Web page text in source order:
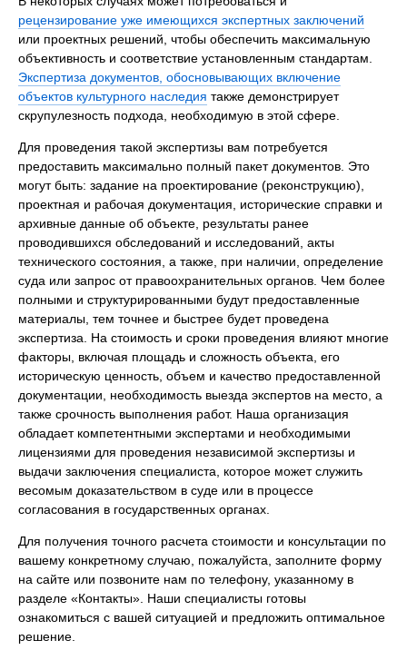
рецензирование уже имеющихся экспертных заключений
или проектных решений, чтобы обеспечить максимальную
объективность и соответствие установленным стандартам.
Экспертиза документов, обосновывающих включение
объектов культурного наследия также демонстрирует
скрупулезность подхода, необходимую в этой сфере.
Для проведения такой экспертизы вам потребуется
предоставить максимально полный пакет документов. Это
могут быть: задание на проектирование (реконструкцию),
проектная и рабочая документация, исторические справки и
архивные данные об объекте, результаты ранее
проводившихся обследований и исследований, акты
технического состояния, а также, при наличии, определение
суда или запрос от правоохранительных органов. Чем более
полными и структурированными будут предоставленные
материалы, тем точнее и быстрее будет проведена
экспертиза. На стоимость и сроки проведения влияют многие
факторы, включая площадь и сложность объекта, его
историческую ценность, объем и качество предоставленной
документации, необходимость выезда экспертов на место, а
также срочность выполнения работ. Наша организация
обладает компетентными экспертами и необходимыми
лицензиями для проведения независимой экспертизы и
выдачи заключения специалиста, которое может служить
весомым доказательством в суде или в процессе
согласования в государственных органах.
Для получения точного расчета стоимости и консультации по
вашему конкретному случаю, пожалуйста, заполните форму
на сайте или позвоните нам по телефону, указанному в
разделе «Контакты». Наши специалисты готовы
ознакомиться с вашей ситуацией и предложить оптимальное
решение.